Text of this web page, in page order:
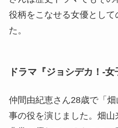
役柄をこなせる女優として
た。
ドラマ『ジョシデカ！-
仲間由紀恵さん28歳で「
事の役を演じました。畑